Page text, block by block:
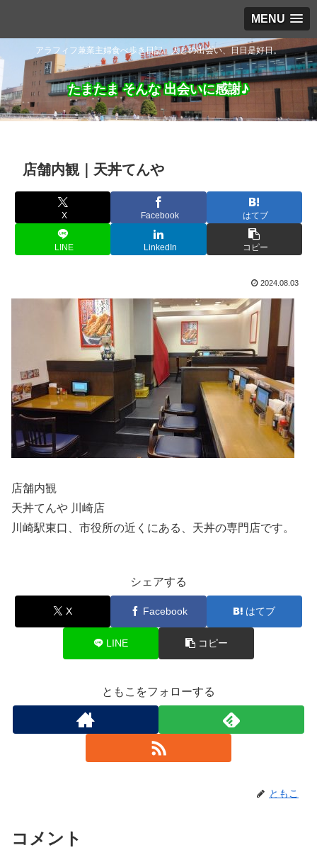
MENU
アラフィフ兼業主婦食べ歩き日記。人との出会い、日日是好日。
たまたま そんな 出会いに感謝♪
店舗内観｜天丼てんや
X Facebook はてブ
LINE LinkedIn コピー
2024.08.03
店舗内観
天丼てんや 川崎店
川崎駅東口、市役所の近くにある、天丼の専門店です。
シェアする
X Facebook はてブ
LINE コピー
ともこをフォローする
ともこ
コメント